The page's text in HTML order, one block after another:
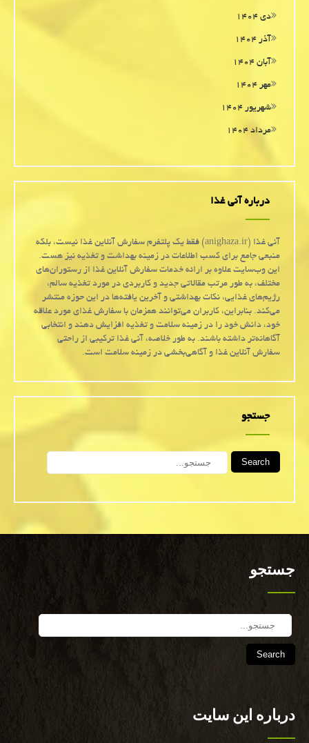
دی ۱۴۰۴
آذر ۱۴۰۴
آبان ۱۴۰۴
مهر ۱۴۰۴
شهریور ۱۴۰۴
مرداد ۱۴۰۴
درباره آنی غذا
آنی غذا (anighaza.ir) فقط یک پلتفرم سفارش آنلاین غذا نیست، بلکه
منبعی جامع برای کسب اطلاعات در زمینه بهداشت و تغذیه نیز هست.
این وب‌سایت علاوه بر ارائه خدمات سفارش آنلاین غذا از رستوران‌های
مختلف، به طور مرتب مقالاتی جدید و کاربردی در مورد تغذیه سالم،
رژیم‌های غذایی، نکات بهداشتی و آخرین یافته‌ها در این حوزه منتشر
می‌کند. بنابراین، کاربران می‌توانند همزمان با سفارش غذای مورد علاقه
خود، دانش خود را در زمینه سلامت و تغذیه افزایش دهند و انتخابی
آگاهانه‌تر داشته باشند. به طور خلاصه، آنی غذا ترکیبی از راحتی
سفارش آنلاین غذا و آگاهی‌بخشی در زمینه سلامت است.
جستجو
Search
جستجو
درباره این سایت